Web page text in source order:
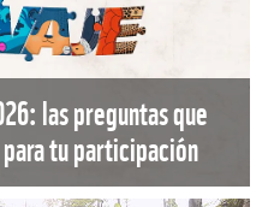
las preguntas que
tu participación